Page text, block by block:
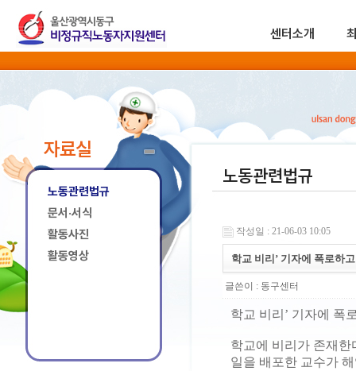
센터소개
자료실
노동관련법규
문서·서식
활동사진
활동영상
노동관련법규
작성일 : 21-06-03 10:05
학교 비리’ 기자에 폭로하
글쓴이 : 동구센터
학교 비리’ 기자에 폭
학교에 비리가 존재
일을 배포한 교수가